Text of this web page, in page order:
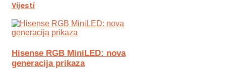
Vijesti
Hisense RGB MiniLED: nova
generacija prikaza